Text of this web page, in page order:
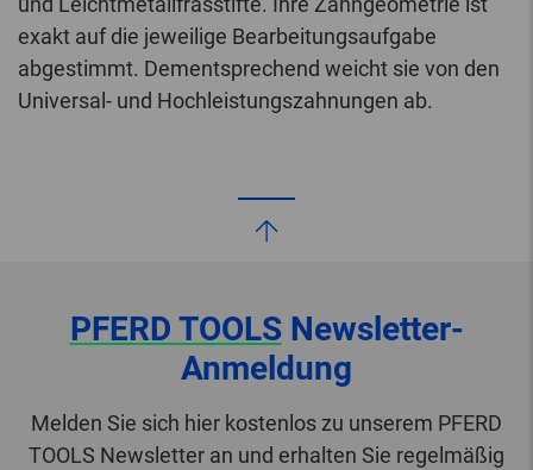
exakt auf die jeweilige Bearbeitungsaufgabe
abgestimmt. Dementsprechend weicht sie von den
Universal- und Hochleistungszahnungen ab.
PFERD TOOLSNewsletter-
Anmeldung
Melden Sie sich hier kostenlos zu unserem PFERD
TOOLS Newsletter an und erhalten Sie regelmäßig